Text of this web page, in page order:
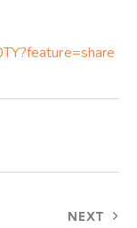
NEXT